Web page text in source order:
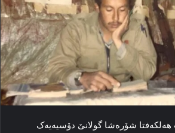
هەلکەفتا شۆرەشا گولانێ دۆسیەیەک